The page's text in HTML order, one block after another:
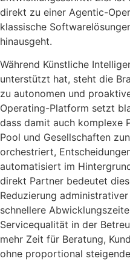
direkt zu einer Agentic-
klassische
hinausgeht.
Während Künstliche
unterstützt hat, steht die
zu autonomen und
Operating-Platform setzt
dass damit auch komplexe
Pool und Gesellschaften
orchestriert,
automatisiert im
direkt Partner bedeutet
Reduzierung
schnellere
Servicequalität in der
mehr Zeit für Beratung,
ohne proportional